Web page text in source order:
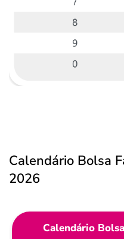
Calendário Bolsa
2026
Calendário